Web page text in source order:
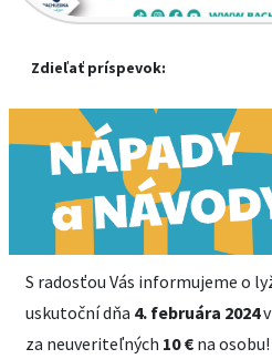
Zdieľať príspevok:
S radosťou Vás informujeme o
uskutoční dňa 4. februára 2024v
za neuveriteľných 10 € na